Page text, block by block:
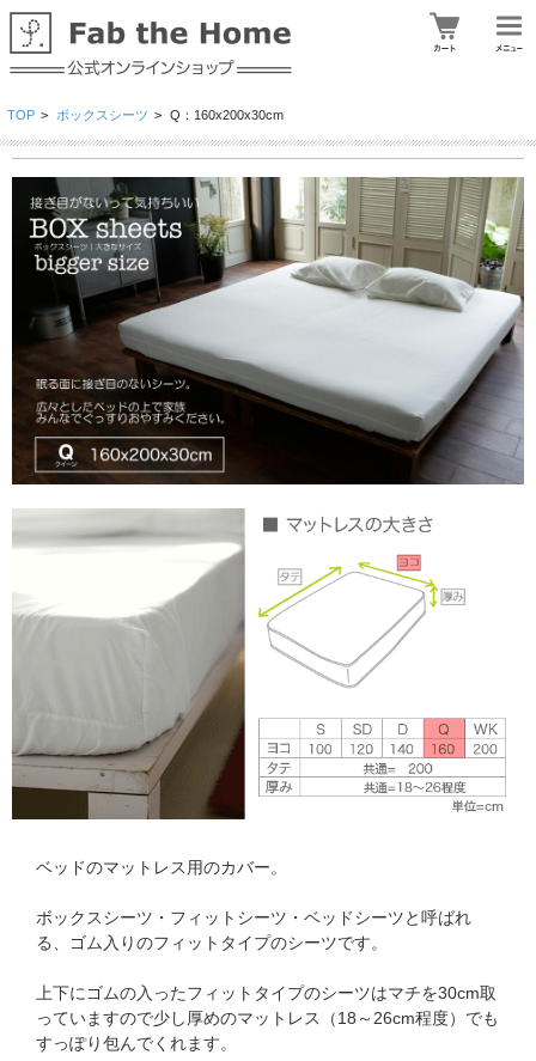
TOP > ボックスシーツ > Q：160x200x30cm
ベッドのマットレス用のカバー。
ボックスシーツ・フィットシーツ・ベッドシーツと呼ばれ
る、ゴム入りのフィットタイプのシーツです。
上下にゴムの入ったフィットタイプのシーツはマチを30cm取
っていますので少し厚めのマットレス（18～26cm程度）でも
すっぽり包んでくれます。